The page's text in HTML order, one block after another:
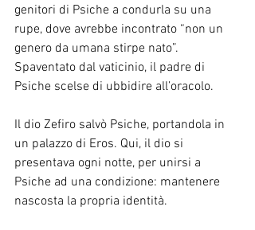
genitori di Psiche a condurla su una
rupe, dove avrebbe incontrato “non un
genero da umana stirpe nato”.
Spaventato dal vaticinio, il padre di
Psiche scelse di ubbidire all’oracolo.
Il dio Zefiro salvò Psiche, portandola in
un palazzo di Eros. Qui, il dio si
presentava ogni notte, per unirsi a
Psiche ad una condizione: mantenere
nascosta la propria identità.